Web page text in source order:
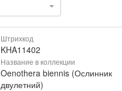
Штрихкод
KHA11402
Название в коллекции
Oenothera biennis (Ослинник
двулетний)